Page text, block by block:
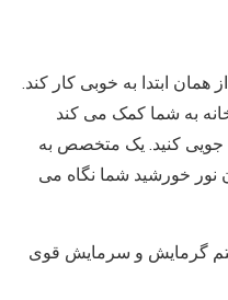
ابتدا به خوبی کار کند.
به شما کمک می کند
جویی کنید. یک متخصص به
نور خورشید شما نگاه می
گرمایش و سرمایش قوی